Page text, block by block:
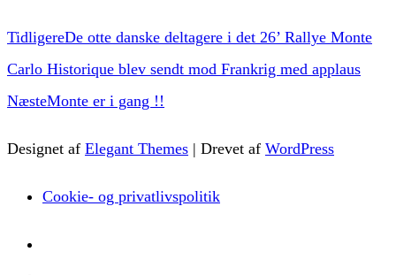
TidligereDe otte danske deltagere i det 26’ Rallye Monte
Carlo Historique blev sendt mod Frankrig med applaus
NæsteMonte er i gang !!
Designet af Elegant Themes | Drevet af WordPress
Cookie- og privatlivspolitik